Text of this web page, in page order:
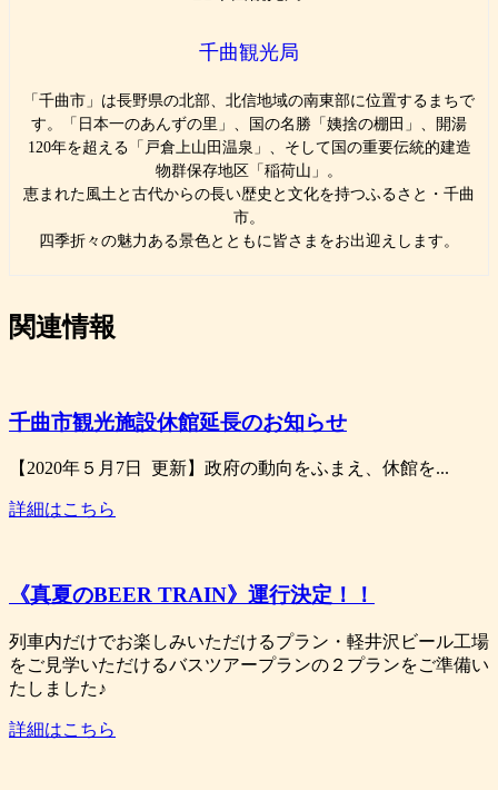
千曲観光局
「千曲市」は長野県の北部、北信地域の南東部に位置するまちで
す。「日本一のあんずの里」、国の名勝「姨捨の棚田」、開湯
120年を超える「戸倉上山田温泉」、そして国の重要伝統的建造
物群保存地区「稲荷山」。
恵まれた風土と古代からの長い歴史と文化を持つふるさと・千曲
市。
四季折々の魅力ある景色とともに皆さまをお出迎えします。
関連情報
千曲市観光施設休館延長のお知らせ
【2020年５月7日 更新】政府の動向をふまえ、休館を...
詳細はこちら
《真夏のBEER TRAIN》運行決定！！
列車内だけでお楽しみいただけるプラン・軽井沢ビール工場
をご見学いただけるバスツアープランの２プランをご準備い
たしました♪
詳細はこちら